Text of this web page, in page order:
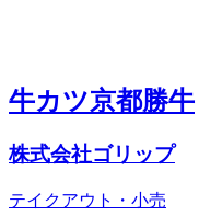
牛カツ京都勝牛
株式会社ゴリップ
テイクアウト・小売